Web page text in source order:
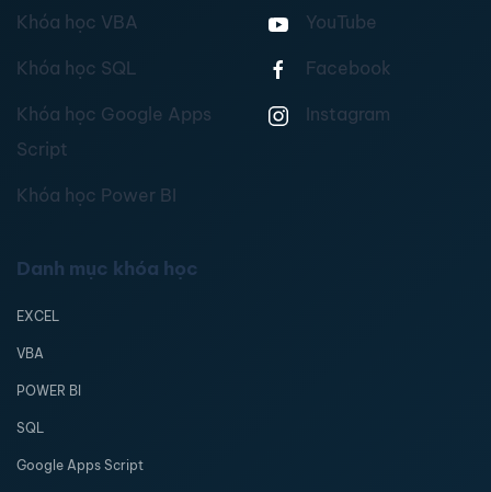
Khóa học VBA
Khóa học SQL
Khóa học Google Apps
Script
Khóa học Power BI
YouTube
Facebook
Instagram
Danh mục khóa học
EXCEL
VBA
POWER BI
SQL
Google Apps Script